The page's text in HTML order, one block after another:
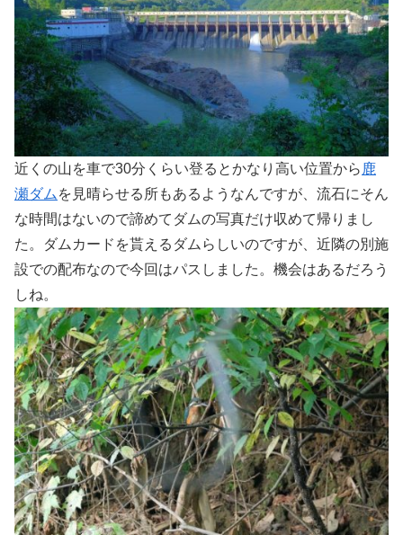
近くの山を車で30分くらい登るとかなり高い位置から 鹿
瀬ダム を見晴らせる所もあるようなんですが、流石にそん
な時間はないので諦めてダムの写真だけ収めて帰りまし
た。ダムカードを貰えるダムらしいのですが、近隣の別施
設での配布なので今回はパスしました。機会はあるだろう
しね。